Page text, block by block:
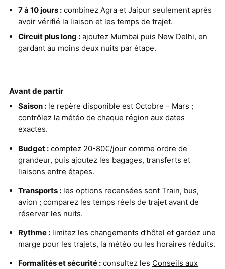
7 à 10 jours :combinez Agra et Jaipur seulement après
avoir vérifié la liaison et les temps de trajet.
Circuit plus long :ajoutez Mumbai puis New Delhi, en
gardant au moins deux nuits par étape.
Avant de partir
Saison : le repère disponible est Octobre – Mars ;
contrôlez la météo de chaque région aux dates
exactes.
Budget : comptez 20-80€/jour comme ordre de
grandeur, puis ajoutez les bagages, transferts et
liaisons entre étapes.
Transports : les options recensées sont Train, bus,
avion ; comparez les temps réels de trajet avant de
réserver les nuits.
Rythme : limitez les changements d’hôtel et gardez une
marge pour les trajets, la météo ou les horaires réduits.
Formalités et sécurité : consultez les Conseils aux